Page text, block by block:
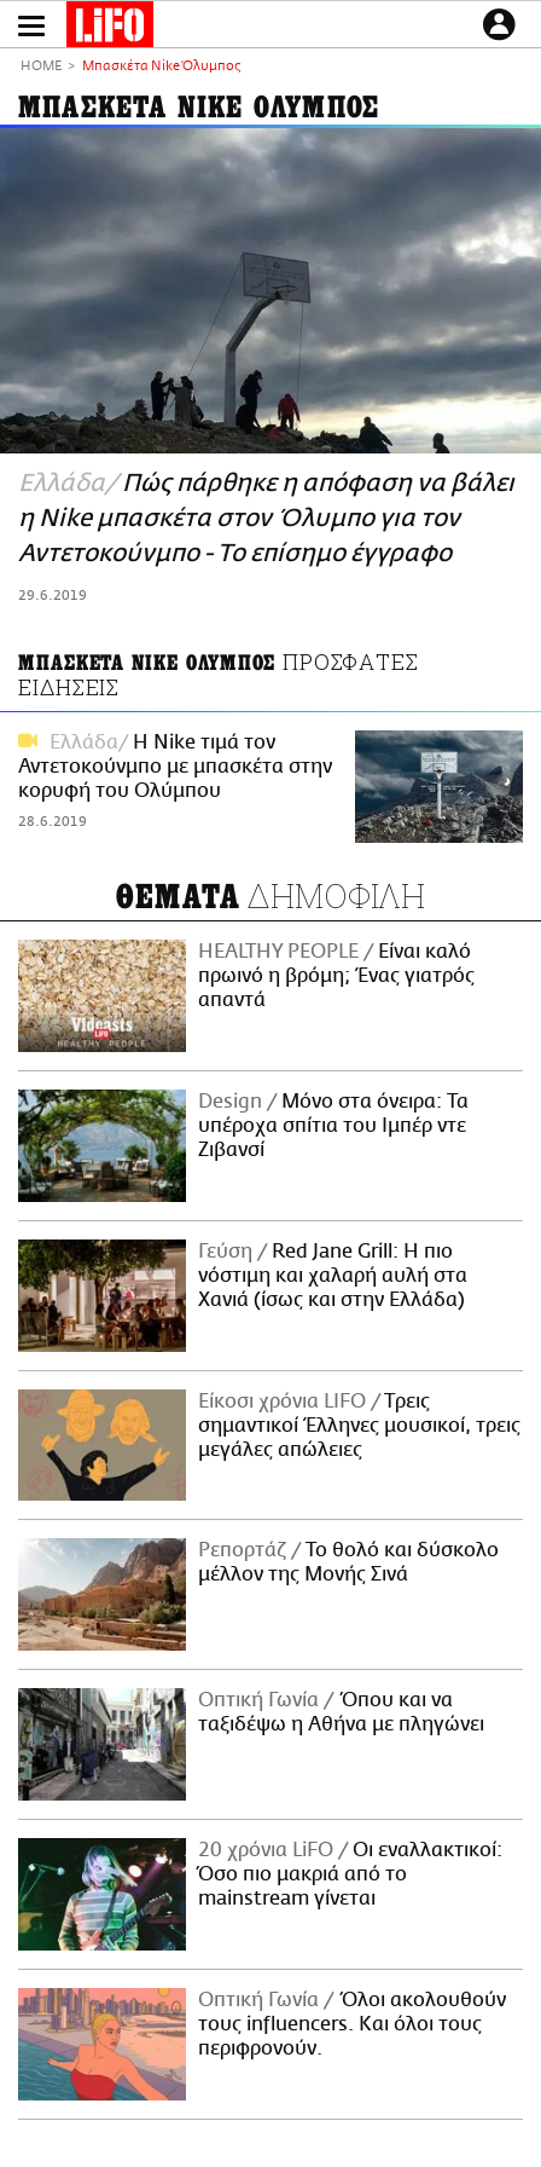
το
LIFO SHOP
NEWSLETTER
ΜΙΚΡΟΠΡΑΓΜΑΤΑ
THE GOOD LIFO
LIFOLAND
CITY GUIDE
ΑΜΠΑ
ΕΙΔΗΣΕΙΣ
CULTURE
ΑΠΟΨΕΙΣ
ΤΡΟΠΟΣ ΖΩΗΣ
PODCASTS
Plus
HOME Μπασκέτα Nike Όλυμπος
ΜΠΑΣΚΕΤΑ NIKE ΟΛΥΜΠΟΣ
Ελλάδα Πώς πάρθηκε η απόφαση να βάλει
η Nike μπασκέτα στον Όλυμπο για τον
Αντετοκούνμπο - To επίσημο έγγραφο
29.6.2019
ΜΠΑΣΚΕΤΑ NIKE ΟΛΥΜΠΟΣ ΠΡΟΣΦΑΤΕΣ
ΕΙΔΗΣΕΙΣ
Ελλάδα
Η Νike τιμά τον
Αντετοκούνμπο με μπασκέτα στην
κορυφή του Ολύμπου
28.6.2019
ΘΕΜΑΤΑ ΔΗΜΟΦΙΛΗ
HEALTHY PEOPLE
Είναι καλό
πρωινό η βρόμη; Ένας γιατρός
απαντά
Design
Μόνο στα όνειρα: Τα
υπέροχα σπίτια του Ιμπέρ ντε
Ζιβανσί
Γεύση
Red Jane Grill: Η πιο
νόστιμη και χαλαρή αυλή στα
Χανιά (ίσως και στην Ελλάδα)
Είκοσι χρόνια LIFO
Tρεις
σημαντικοί Έλληνες μουσικοί, τρεις
μεγάλες απώλειες
Ρεπορτάζ
Το θολό και δύσκολο
μέλλον της Μονής Σινά
Οπτική Γωνία
Όπου και να
ταξιδέψω η Αθήνα με πληγώνει
20 χρόνια LiFO
Οι εναλλακτικοί:
Όσο πιο μακριά από το
mainstream γίνεται
Οπτική Γωνία
Όλοι ακολουθούν
τους influencers. Και όλοι τους
περιφρονούν.